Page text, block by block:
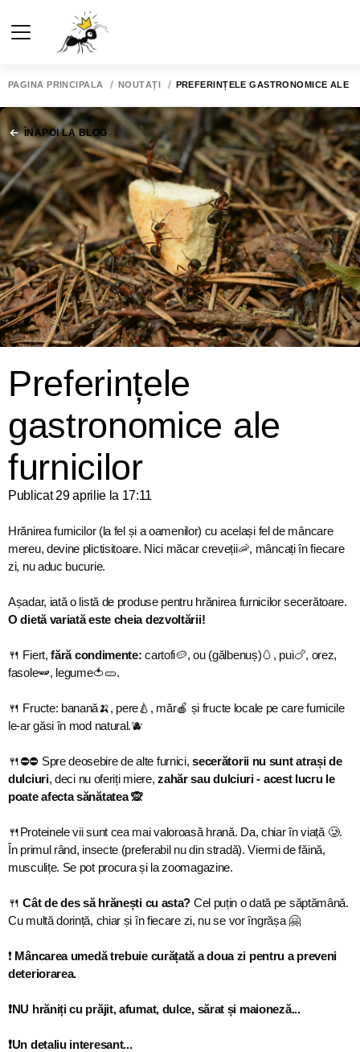
PAGINA PRINCIPALĂ NOUTĂȚI PREFERINȚELE GASTRONOMICE ALE
ÎNAPOI LA BLOG
Preferințele
gastronomice ale
furnicilor
Publicat29 aprilie la 17:11
Hrănirea furnicilor (la fel și a oamenilor) cu același fel de mâncare
mereu, devine plictisitoare. Nici măcar creveții🦐, mâncați în fiecare
zi, nu aduc bucurie.
Așadar, iată o listă de produse pentru hrănirea furnicilor secerătoare.
O dietă variată este cheia dezvoltării!
🍴 Fiert,fără condimente: cartofi🥔, ou (gălbenuș)🥚, pui🍗, orez,
fasole🫛, legume🍅🥒.
🍴 Fructe: banană🍌, pere🍐, măr🍎 și fructe locale pe care furnicile
le-ar găsi în mod natural.🫐
🍴⛔️⛔️ Spre deosebire de alte furnici,secerătorii nu sunt atrași de
dulciuri, deci nu oferiți miere,zahăr sau dulciuri - acest lucru le
poate afecta sănătatea 🙊
🍴Proteinele vii sunt cea mai valoroasă hrană. Da, chiar în viață 🥲.
În primul rând, insecte (preferabil nu din stradă). Viermi de făină,
musculițe. Se pot procura și la zoomagazine.
🍴Cât de des să hrănești cu asta? Cel puțin o dată pe săptămână.
Cu multă dorință, chiar și în fiecare zi, nu se vor îngrășa 🤗
❗️ Mâncarea umedă trebuie curățată a doua zi pentru a preveni
deteriorarea.
❗️NU hrăniți cu prăjit, afumat, dulce, sărat și maioneză...
❗️Un detaliu interesant...